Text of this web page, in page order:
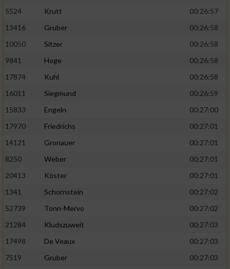
5524
Krutt
00:26:57
13416
Gruber
00:26:58
10050
Sitzer
00:26:58
9841
Hoge
00:26:58
17874
Kuhl
00:26:58
16011
Siegmund
00:26:59
15833
Engeln
00:27:00
17970
Friedrichs
00:27:01
14121
Gronauer
00:27:01
8250
Weber
00:27:01
20413
Köster
00:27:01
1341
Schornstein
00:27:02
52739
Tonn-Mervo
00:27:02
21284
Kludszuweit
00:27:03
17498
De Veaux
00:27:03
7519
Gruber
00:27:03